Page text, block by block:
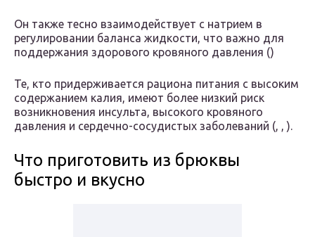
Он также тесно взаимодействует с натрием в
регулировании баланса жидкости, что важно для
поддержания здорового кровяного давления ()
Те, кто придерживается рациона питания с высоким
содержанием калия, имеют более низкий риск
возникновения инсульта, высокого кровяного
давления и сердечно-сосудистых заболеваний (, , ).
Что приготовить из брюквы
быстро и вкусно